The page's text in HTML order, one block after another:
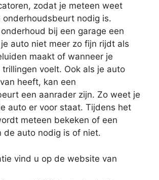
zodat je meteen weet
onderhoudsbeurt nodig is.
bij een garage een
auto niet meer zo fijn rijdt als
maakt of wanneer je
voelt. Ook als je auto
heeft, kan een
een aanrader zijn. Zo weet je
auto er voor staat. Tijdens het
meteen bekeken of een
de auto nodig is of niet.
vind u op de website van